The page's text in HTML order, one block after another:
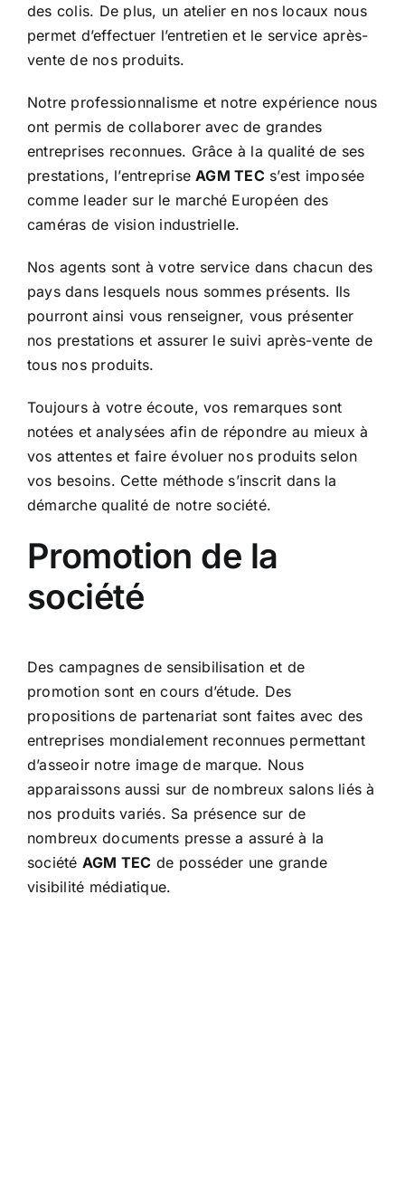
des colis. De plus, un atelier en nos locaux nous
permet d’effectuer l’entretien et le service après-
vente de nos produits.
Notre professionnalisme et notre expérience nous
ont permis de collaborer avec de grandes
entreprises reconnues. Grâce à la qualité de ses
prestations, l’entrepriseAGM TEC s’est imposée
comme leader sur le marché Européen des
caméras de vision industrielle.
Nos agents sont à votre service dans chacun des
pays dans lesquels nous sommes présents. Ils
pourront ainsi vous renseigner, vous présenter
nos prestations et assurer le suivi après-vente de
tous nos produits.
Toujours à votre écoute, vos remarques sont
notées et analysées afin de répondre au mieux à
vos attentes et faire évoluer nos produits selon
vos besoins. Cette méthode s’inscrit dans la
démarche qualité de notre société.
Promotion de la
société
Des campagnes de sensibilisation et de
promotion sont en cours d’étude. Des
propositions de partenariat sont faites avec des
entreprises mondialement reconnues permettant
d’asseoir notre image de marque. Nous
apparaissons aussi sur de nombreux salons liés à
nos produits variés. Sa présence sur de
nombreux documents presse a assuré à la
société AGM TEC de posséder une grande
visibilité médiatique.